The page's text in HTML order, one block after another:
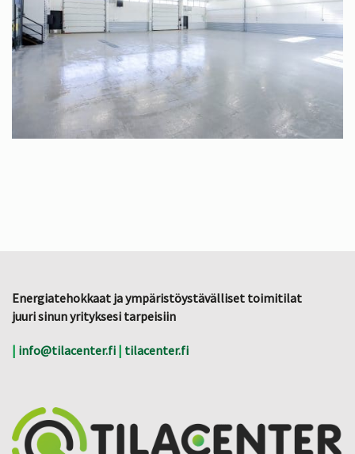
Energiatehokkaat ja ympäristöystävälliset toimitilat
juuri sinun yrityksesi tarpeisiin
| info@tilacenter.fi | tilacenter.fi